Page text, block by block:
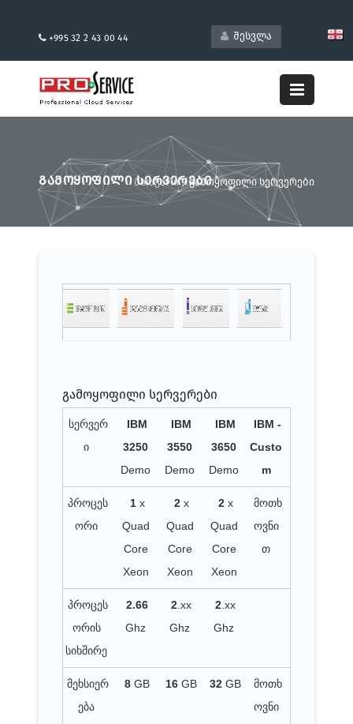
შესვლა
+995 32 2 43 00 44
ᲒᲐᲛᲝᲧᲝᲤᲘᲚᲘ ᲡᲔᲠᲕᲔᲠᲔᲑᲘ
მთავარი / გამოყოფილი სერვერები
გამოყოფილი სერვერები
სერვერ
ი
IBM
3250
Demo
IBM
3550
Demo
IBM
3650
Demo
IBM -
Custo
m
პროცეს
ორი
1x
Quad
Core
Xeon
2x
Quad
Core
Xeon
2x
Quad
Core
Xeon
მოთხ
ოვნი
თ
პროცეს
ორის
სიხშირე
2.66
Ghz
2 .xx
Ghz
2 .xx
Ghz
მეხსიერ
ება
8 GB 16 GB 32 GB
მოთხ
ოვნი